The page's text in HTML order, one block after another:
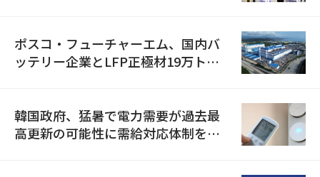
ポスコ・フューチャーエム、国内バ
ッテリー企業とLFP正極材19万トン
韓国政府、猛暑で電力需要が過去最
高更新の可能性に需給対応体制を点